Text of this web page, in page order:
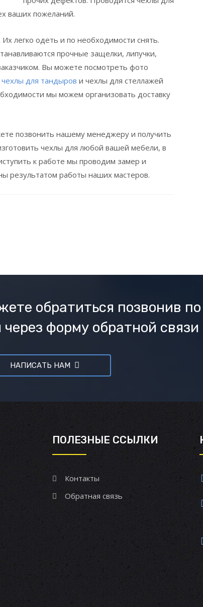
ваших пожеланий.
легко одеть и по необходимости снять.
прочные защелки, липучки,
Вы можете посмотреть фото
чехлы для тандыров и чехлы для стеллажей
мы можем организовать доставку
позвонить нашему менеджеру и получить
чехлы для любой вашей мебели, в
к работе мы проводим замер и
результатом работы наших мастеров.
обратиться позвонив
форму обратной связи
НАПИСАТЬ НАМ
ПОЛЕЗНЫЕ ССЫЛКИ
Контакты
Обратная связь